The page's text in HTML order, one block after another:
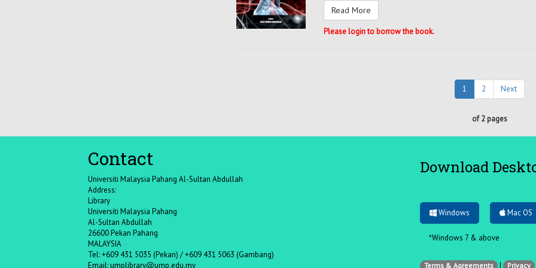
Read More
Please login to borrow the book.
1 2 Next
of 2 pages
Contact
Universiti Malaysia Pahang Al-Sultan Abdullah
Address:
Library
Universiti Malaysia Pahang
Al-Sultan Abdullah
26600 Pekan Pahang
MALAYSIA
Tel: +609 431 5035 (Pekan) / +609 431 5063 (Gambang)
Email:umplibrary@ump.edu.my
Download
Windows Mac OS
*Windows 7 & above
Terms & Agreements | Privacy